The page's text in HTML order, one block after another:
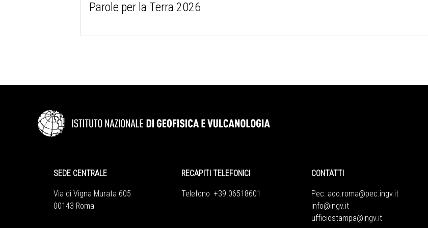
Parole per la Terra 2026
SEDE CENTRALE
Via di Vigna Murata 605
00143 Roma
RECAPITI TELEFONICI
Telefono +39 06518601
CONTATTI
Pec: aoo.roma@pec.ingv.it
info@ingv.it
ufficiostampa@ingv.it